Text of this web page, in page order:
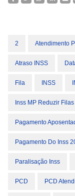
2 Atendimento
Atraso INSS
Fila INSS
Inss MP Reduzir Filas
Pagamento
Pagamento Do Inss
Paralisação Inss
PCD PCD